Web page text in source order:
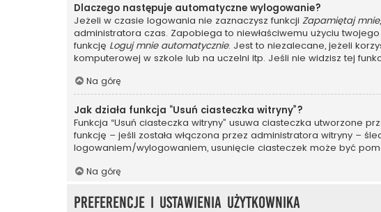
Dlaczego następuje automatyczne wylogowanie?
Jeżeli w czasie logowania nie zaznaczysz funkcji Zapamiętaj mnie
administratora czas. Zapobiega to niewłaściwemu użyciu
funkcję Loguj mnie automatycznie. Jest to niezalecane, jeżeli
komputerowej w szkole lub na uczelni itp. Jeśli nie widzisz tej
Na górę
Jak działa funkcja “Usuń ciasteczka witryny”?
Funkcja “Usuń ciasteczka witryny” usuwa ciasteczka utworzone
funkcję – jeśli została włączona przez administratora witryny –
logowaniem/wylogowaniem, usunięcie ciasteczek może być
Na górę
Preferencje i ustawienia użytkownika